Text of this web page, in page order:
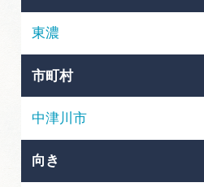
体験予約サイト「ＶＩ
岐阜県アウトドア観光
岐阜県まるごと観光エ
岐阜県観光データベース
東濃
市町村
中津川市
向き